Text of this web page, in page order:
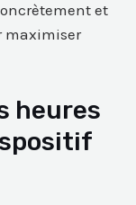
et
maximiser
heures